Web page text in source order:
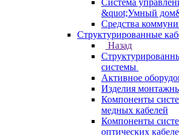
Система
&quot;Умный
Средства
Структурированные
Назад
системы
Активное
Изделия
Компоненты
медных кабелей
Компоненты
оптических